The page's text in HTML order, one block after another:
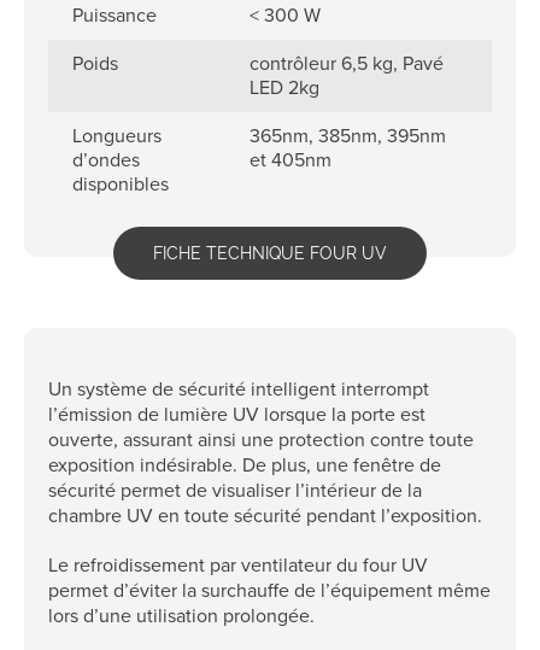
Puissance
< 300 W
Poids
contrôleur 6,5 kg, Pavé
LED 2kg
Longueurs
d’ondes
disponibles
365nm, 385nm, 395nm
et 405nm
FICHE TECHNIQUE FOUR UV
Un système de sécurité intelligent interrompt
l’émission de lumière UV lorsque la porte est
ouverte, assurant ainsi une protection contre toute
exposition indésirable. De plus, une fenêtre de
sécurité permet de visualiser l’intérieur de la
chambre UV en toute sécurité pendant l’exposition.
Le refroidissement par ventilateur du four UV
permet d’éviter la surchauffe de l’équipement même
lors d’une utilisation prolongée.